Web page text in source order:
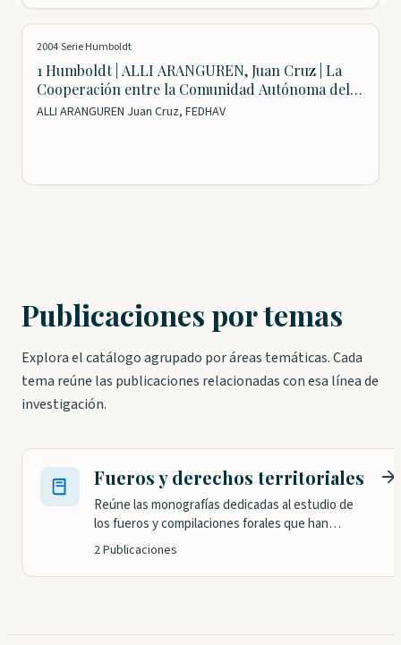
2004·Serie Humboldt
1 Humboldt | ALLI ARANGUREN, Juan Cruz | La
Cooperación entre la Comunidad Autónoma del
País Vasco y la Comunidad Foral de Navarra
ALLI ARANGUREN Juan Cruz, FEDHAV
Publicaciones por temas
Explora el catálogo agrupado por áreas temáticas. Cada
tema reúne las publicaciones relacionadas con esa línea de
investigación.
Fueros y derechos territoriales
Reúne las monografías dedicadas al estudio de
los fueros y compilaciones forales que han
regido los territorios vascos a lo largo de su
institucionales y análisis sobre su vigencia,
2 Publicaciones